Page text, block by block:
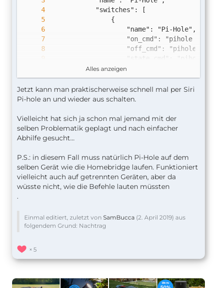
        },
Alles anzeigen
Jetzt kann man praktischerweise schnell mal per Siri
Pi-hole an und wieder aus schalten.
Vielleicht hat sich ja schon mal jemand mit der
selben Problematik geplagt und nach einfacher
Abhilfe gesucht...
P.S.: in diesem Fall muss natürlich Pi-Hole auf dem
selben Gerät wie die Homebridge laufen. Funktioniert
vielleicht auch auf getrennten Geräten, aber da
wüsste nicht, wie die Befehle lauten müssten
.
Einmal editiert, zuletzt von SamBucca (2. April 2019) aus
folgendem Grund: Nachtrag
5